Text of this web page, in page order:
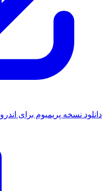
نسخه پریمیوم برای اندروید